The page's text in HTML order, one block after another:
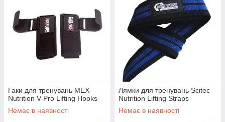
Гаки для тренувань MEX
Nutrition V-Pro Lifting Hooks
Немає в наявності
Лямки для тренувань Scitec
Nutrition Lifting Straps
Немає в наявності